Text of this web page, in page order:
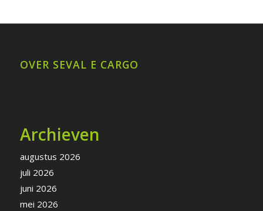
OVER SEVAL E CARGO
Archieven
augustus 2026
juli 2026
juni 2026
mei 2026